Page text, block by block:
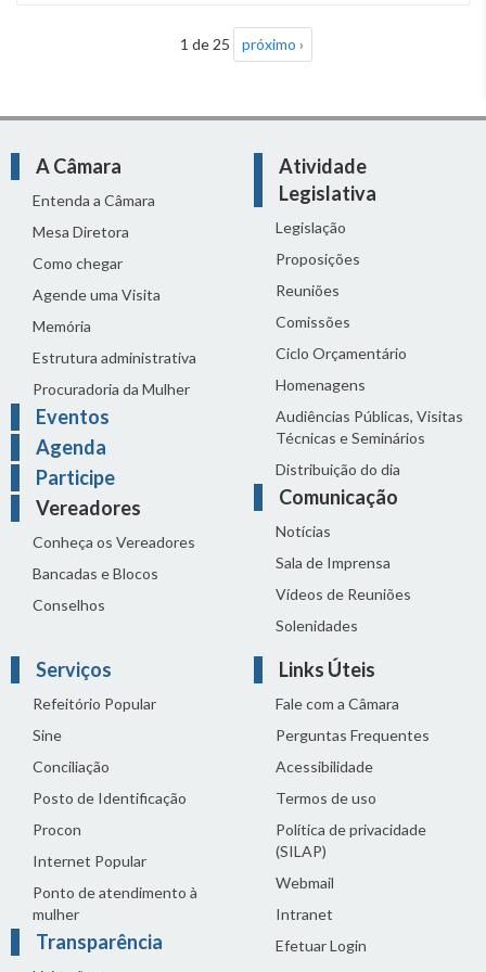
1 de 25 próximo ›
A Câmara
Entenda a Câmara
Mesa Diretora
Como chegar
Agende uma Visita
Memória
Estrutura administrativa
Procuradoria da Mulher
Eventos
Agenda
Participe
Vereadores
Conheça os Vereadores
Bancadas e Blocos
Conselhos
Atividade
Legislativa
Legislação
Proposições
Reuniões
Comissões
Ciclo Orçamentário
Homenagens
Audiências Públicas, Visitas
Técnicas e Seminários
Distribuição do dia
Comunicação
Notícias
Sala de Imprensa
Vídeos de Reuniões
Solenidades
Serviços
Refeitório Popular
Sine
Conciliação
Posto de Identificação
Procon
Internet Popular
Ponto de atendimento à
mulher
Transparência
Links Úteis
Fale com a Câmara
Perguntas Frequentes
Acessibilidade
Termos de uso
Política de privacidade
(SILAP)
Webmail
Intranet
Efetuar Login